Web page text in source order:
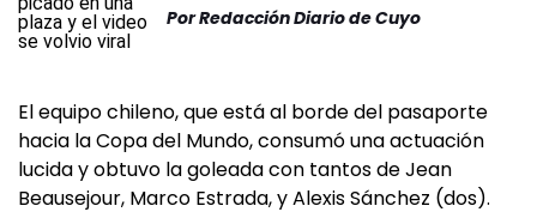
PorRedacción Diario de Cuyo
El equipo chileno, que está al borde del pasaporte
hacia la Copa del Mundo, consumó una actuación
lucida y obtuvo la goleada con tantos de Jean
Beausejour, Marco Estrada, y Alexis Sánchez (dos).